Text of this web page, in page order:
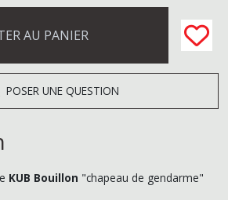
AU PANIER
POSER UNE QUESTION
KUB Bouillon "chapeau de gendarme"